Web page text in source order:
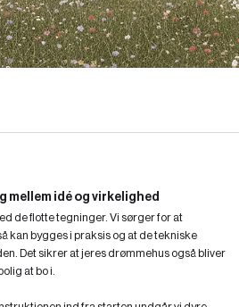
mellem idé og virkelighed
de flotte tegninger. Vi sørger for at
kan bygges i praksis og at de tekniske
Det sikrer at jeres drømmehus også bliver
at bo i.